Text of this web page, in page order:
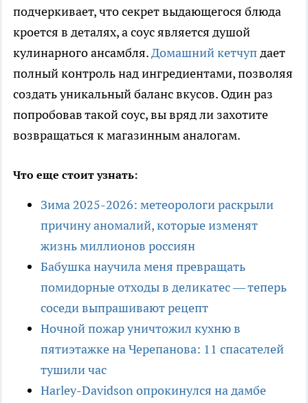
подчеркивает, что секрет выдающегося блюда
кроется в деталях, а соус является душой
кулинарного ансамбля.Домашний кетчупдает
полный контроль над ингредиентами, позволяя
создать уникальный баланс вкусов. Один раз
попробовав такой соус, вы вряд ли захотите
возвращаться к магазинным аналогам.
Что еще стоит узнать:
Зима 2025-2026: метеорологи раскрыли
причину аномалий, которые изменят
жизнь миллионов россиян
Бабушка научила меня превращать
помидорные отходы в деликатес — теперь
соседи выпрашивают рецепт
Ночной пожар уничтожил кухню в
пятиэтажке на Черепанова: 11 спасателей
тушили час
Harley-Davidson опрокинулся на дамбе